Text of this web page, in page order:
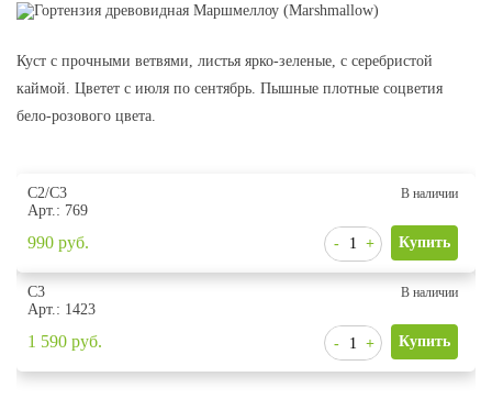
Куст с прочными ветвями, листья ярко-зеленые, с серебристой
каймой. Цветет с июля по сентябрь. Пышные плотные соцветия
бело-розового цвета.
С2/С3
Арт.: 769
В наличии
990 руб.
С3
Арт.: 1423
В наличии
1 590 руб.